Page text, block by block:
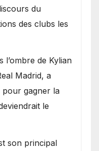
du
des clubs les
l’ombre de Kylian
Madrid, a
pour gagner la
le
son principal